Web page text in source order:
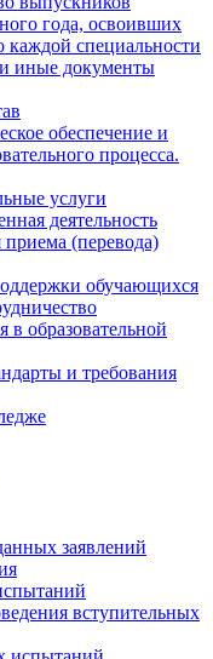
года, освоивших
специальности
иные документы
обеспечение и
процесса.
услуги
деятельность
(перевода)
обучающихся
в образовательной
и требования
заявлений
вступительных